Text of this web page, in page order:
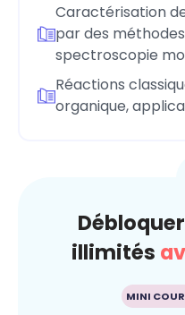
Caractérisation
par des
spectroscopie
Réactions
organique,
illimités
MINI